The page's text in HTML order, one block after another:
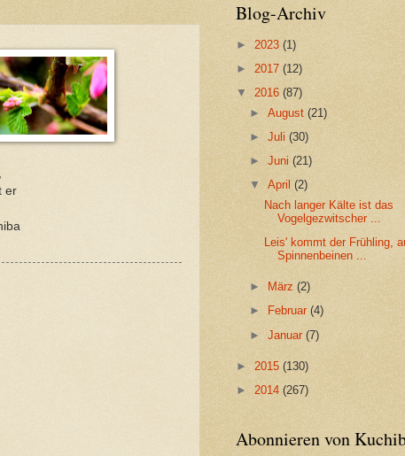
er
Blog-Archiv
► 2023 (1)
► 2017 (12)
▼ 2016 (87)
►August(21)
►Juli(30)
►Juni(21)
▼April(2)
Nach langer Kälte ist das
Vogelgezwitscher ...
Leis' kommt der Frühling,
Spinnenbeinen ...
► März(2)
►
Februar(4)
►Januar(7)
► 2015 (130)
► 2014 (267)
Abonnieren von